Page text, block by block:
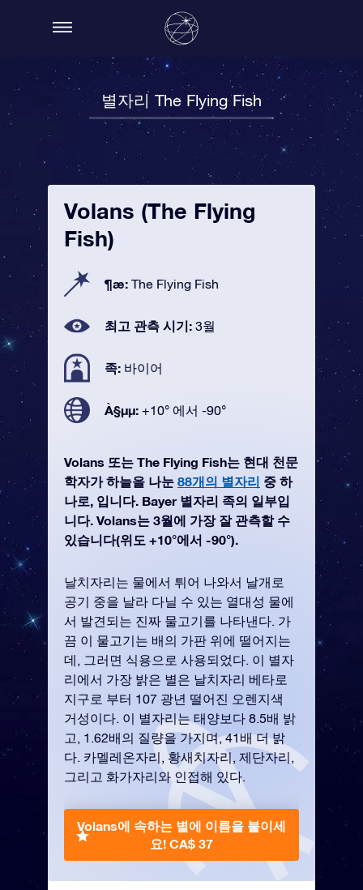
별자리 The Flying Fish
Volans (The Flying
Fish)
¶æ: The Flying Fish
최고 관측 시기: 3월
족: 바이어
À§µµ: +10° 에서 -90°
Volans 또는 The Flying Fish는 현대 천문
학자가 하늘을 나눈 88개의 별자리 중 하
나로, 입니다. Bayer 별자리 족의 일부입
니다. Volans는 3월에 가장 잘 관측할 수
있습니다(위도 +10°에서 -90°).
날치자리는 물에서 튀어 나와서 날개로
공기 중을 날라 다닐 수 있는 열대성 물에
서 발견되는 진짜 물고기를 나타낸다. 가
끔 이 물고기는 배의 가판 위에 떨어지는
데, 그러면 식용으로 사용되었다. 이 별자
리에서 가장 밝은 별은 날치자리 베타로
지구로 부터 107 광년 떨어진 오렌지색
거성이다. 이 별자리는 태양보다 8.5배 밝
고, 1.62배의 질량을 가지며, 41배 더 밝
다. 카멜레온자리, 황새치자리, 제단자리,
그리고 화가자리와 인접해 있다.
Volans에 속하는 별에 이름을 붙이세
요! CA$ 37